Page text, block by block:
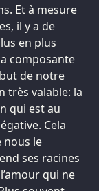
Et à mesure
il y a de
en plus
composante
de notre
très valable: la
qui est au
Cela
nous le
ses racines
qui ne